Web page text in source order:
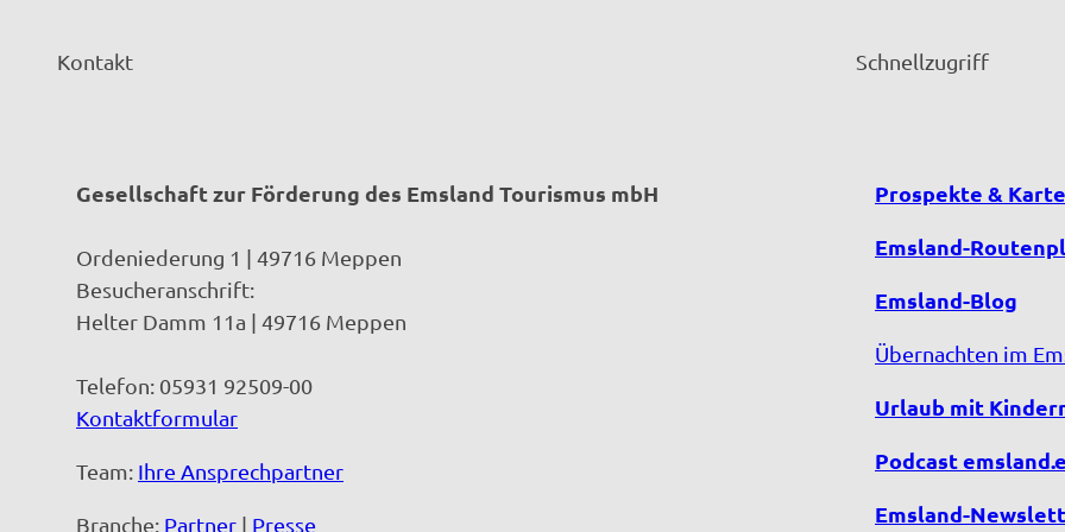
Kontakt
Gesellschaft zur Förderung des Emsland Tourismus mbH
Ordeniederung 1 | 49716 Meppen
Besucheranschrift:
Helter Damm 11a | 49716 Meppen
Telefon: 05931 92509-00
Kontaktformular
Team: Ihre Ansprechpartner
Branche: Partner | Presse
Schnellzugriff
Prospekte &
Emsland-
Emsland-Blog
Übernachten im
Urlaub mit
Podcast
Emsland-